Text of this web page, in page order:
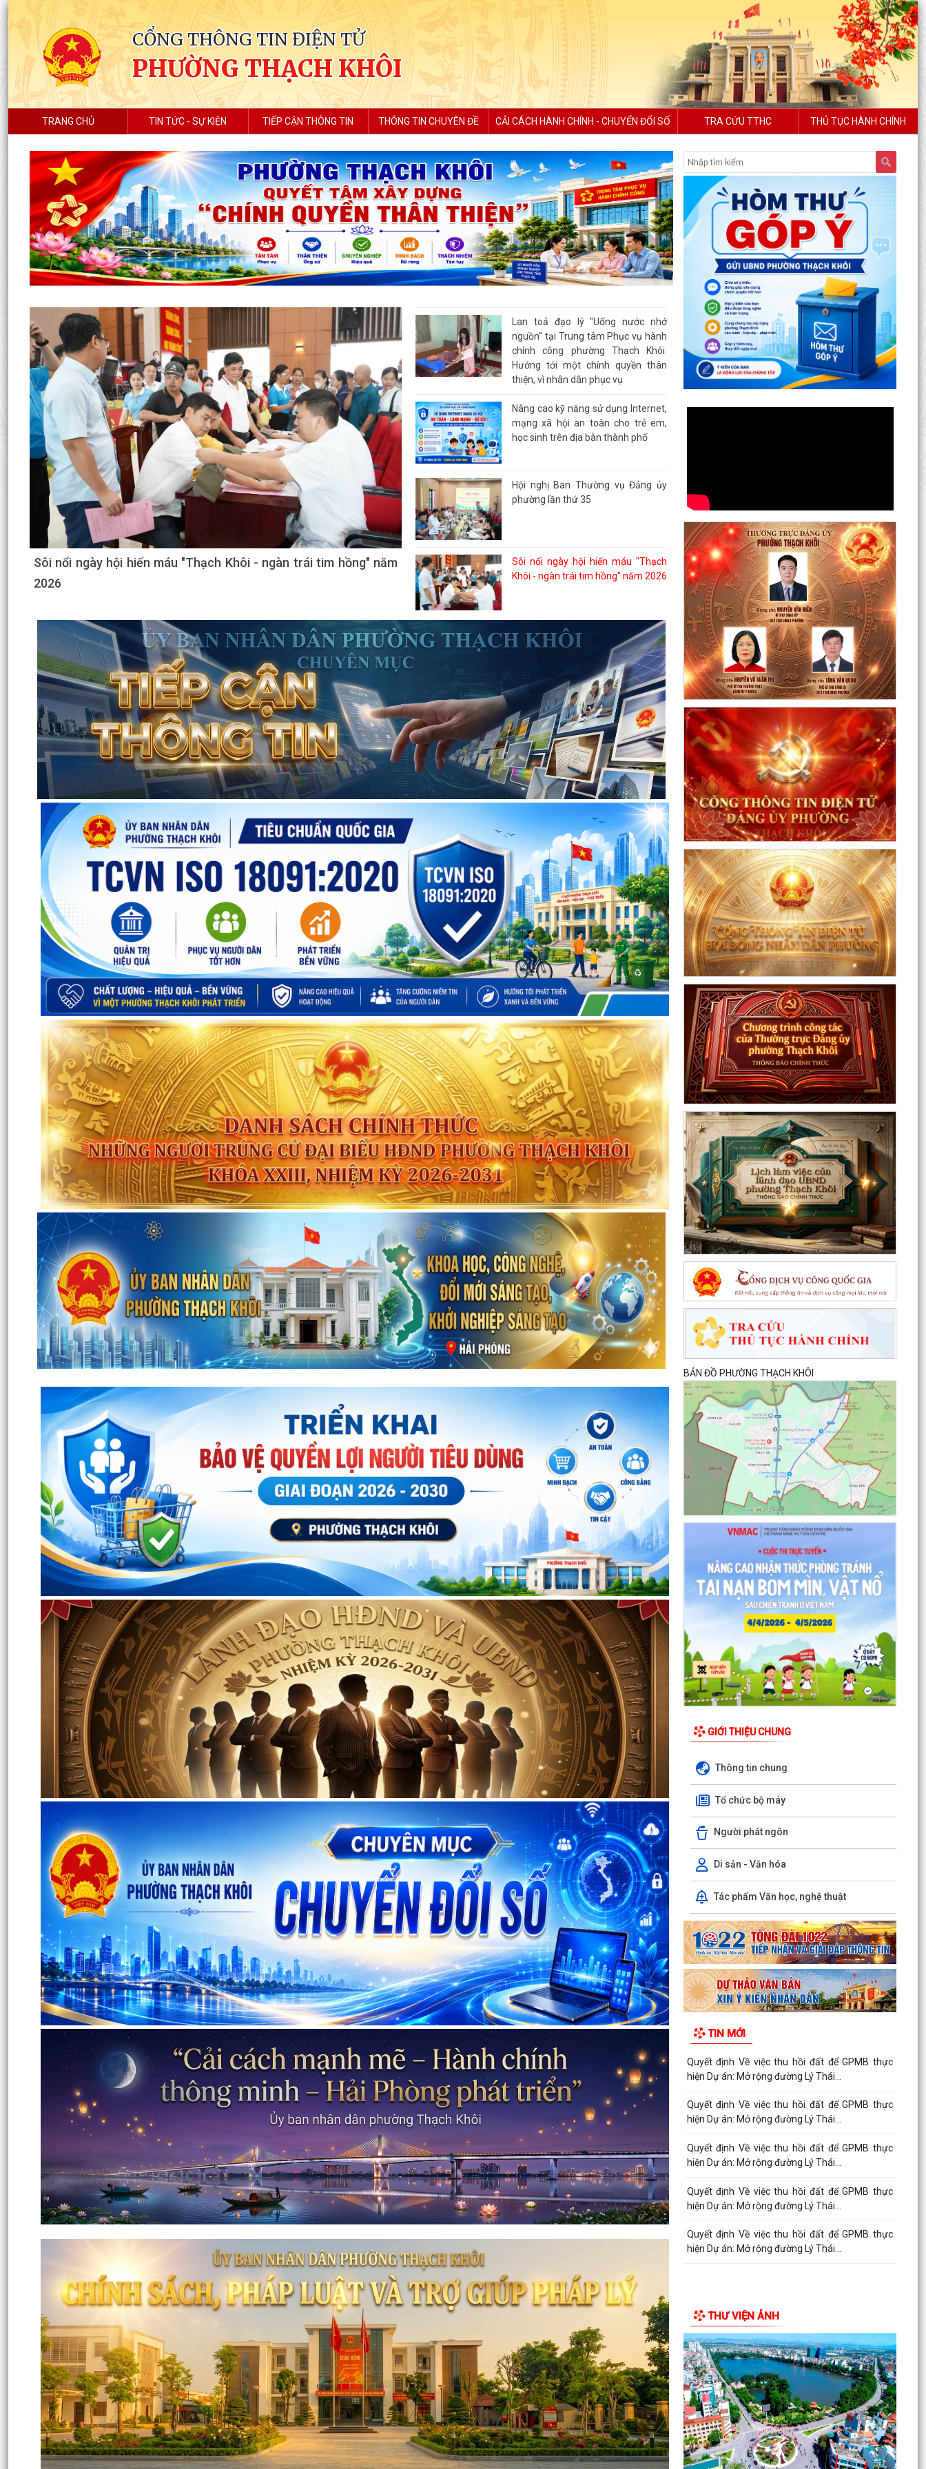
CỔNG THÔNG TIN ĐIỆN TỬ
PHƯỜNG THẠCH KHÔI
TRANG CHỦ TIN TỨC - SỰ KIỆN TIẾP CẬN THÔNG TIN THÔNG TIN CHUYÊN ĐỀ CẢI CÁCH HÀNH CHÍNH - CHUYỂN ĐỔI SỐ TRA CỨU TTHC THỦ TỤC HÀNH CHÍNH
Kế hoạch Giám sát và xử lý dịch, ổ dịch trên địa bàn phường
Thạch Khôi
Lan toả đạo lý "Uống nước nhớ
nguồn" tại Trung tâm Phục vụ hành
chính công phường Thạch Khôi:
Hướng tới một chính quyền thân
thiện, vì nhân dân phục vụ
Nâng cao kỹ năng sử dụng Internet,
mạng xã hội an toàn cho trẻ em,
học sinh trên địa bàn thành phố
Hội nghị Ban Thường vụ Đảng ủy
phường lần thứ 35
Sôi nổi ngày hội hiến máu "Thạch
Khôi - ngàn trái tim hồng" năm 2026
Kế hoạch Giám sát và xử lý dịch, ổ
dịch trên địa bàn phường Thạch
Quyết định Về việc Ban hành Quy
chế quản lý và sử dụng nguồn công
đức tại các di tích trên địa bàn
phường Thạch Khôi
Quyết định Về việc ban hành Quy
chế hoạt động của Ban Quản lý di
tích Phường Thạch Khôi, thành phố
Hải Phòng
UBND phường tổ chức phiên họp
tháng 8/2026 (lần 1).
Kế hoạch tổ chức Hội nghị tuyên
truyền, phổ biến triển khai Luật sửa
đổi, bổ sung một số điều của Luật
Tiếp công dân, Luật Khiếu nại, Luật
Tố cáo, Luật Phòng, chống tham
nhũng và các Nghị định của Chính phủ
Công tác tháng 8/2026 của Ủy ban
nhân dân phường Thạch Khôi
BẢN ĐỒ PHƯỜNG THẠCH KHÔI
GIỚI THIỆU CHUNG
Thông tin chung
Tổ chức bộ máy
Người phát ngôn
Di sản - Văn hóa
Tác phẩm Văn học, nghệ thuật
TIN MỚI
Quyết định Về việc thu hồi đất để GPMB thực
hiện Dự án: Mở rộng đường Lý Thái...
Quyết định Về việc thu hồi đất để GPMB thực
hiện Dự án: Mở rộng đường Lý Thái...
Quyết định Về việc thu hồi đất để GPMB thực
hiện Dự án: Mở rộng đường Lý Thái...
Quyết định về việc thu hồi đất để GPMB thực
hiện Dự án: Mở rộng đường Lý Thái...
Quyết định Về việc thu hồi đất để GPMB thực
hiện Dự án: Mở rộng đường Lý Thái...
THƯ VIỆN ẢNH